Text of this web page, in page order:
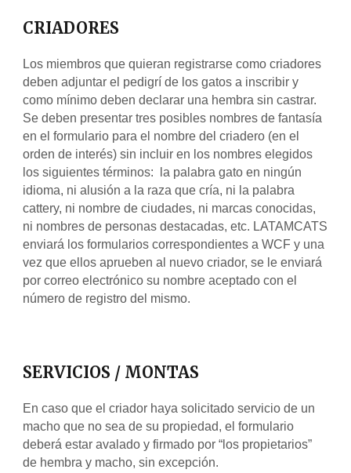
CRIADORES
Los miembros que quieran registrarse como criadores
deben adjuntar el pedigrí de los gatos a inscribir y
como mínimo deben declarar una hembra sin castrar.
Se deben presentar tres posibles nombres de fantasía
en el formulario para el nombre del criadero (en el
orden de interés) sin incluir en los nombres elegidos
los siguientes términos:  la palabra gato en ningún
idioma, ni alusión a la raza que cría, ni la palabra
cattery, ni nombre de ciudades, ni marcas conocidas,
ni nombres de personas destacadas, etc. LATAMCATS
enviará los formularios correspondientes a WCF y una
vez que ellos aprueben al nuevo criador, se le enviará
por correo electrónico su nombre aceptado con el
número de registro del mismo.
SERVICIOS / MONTAS
En caso que el criador haya solicitado servicio de un
macho que no sea de su propiedad, el formulario
deberá estar avalado y firmado por “los propietarios”
de hembra y macho, sin excepción.